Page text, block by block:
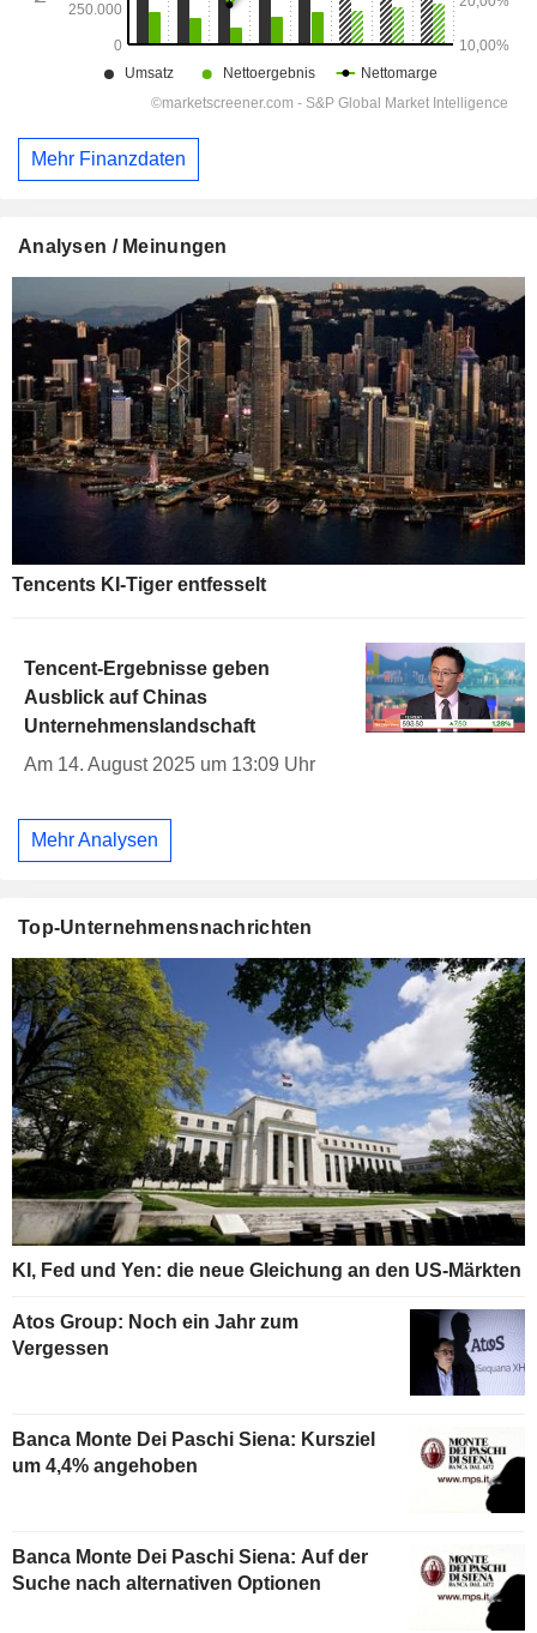
Mehr Finanzdaten
Analysen / Meinungen
Tencents KI-Tiger entfesselt
Tencent-Ergebnisse geben
Ausblick auf Chinas
Unternehmenslandschaft
Am 14. August 2025 um 13:09 Uhr
Mehr Analysen
Top-Unternehmensnachrichten
KI, Fed und Yen: die neue Gleichung an den US-Märkten
Atos Group: Noch ein Jahr zum
Vergessen
Banca Monte Dei Paschi Siena: Kursziel
um 4,4% angehoben
Banca Monte Dei Paschi Siena: Auf der
Suche nach alternativen Optionen